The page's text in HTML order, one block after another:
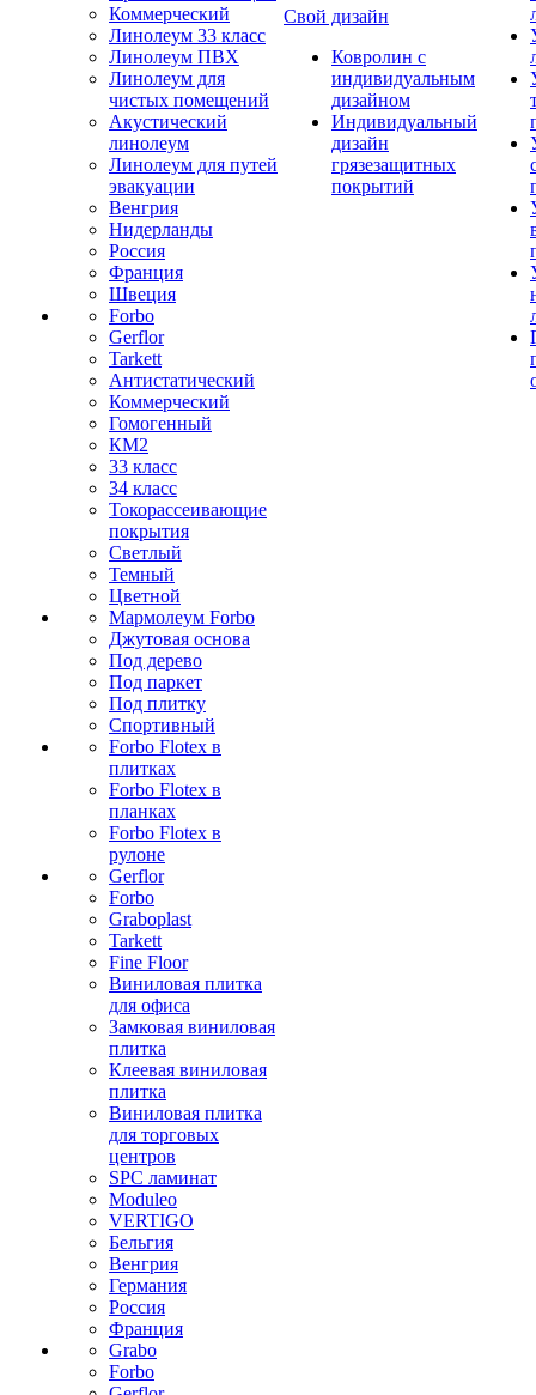
Коммерческий
Линолеум 33 класс
Линолеум ПВХ
Линолеум для
чистых помещений
Акустический
линолеум
Линолеум для путей
эвакуации
Венгрия
Нидерланды
Россия
Франция
Швеция
Forbo
Gerflor
Tarkett
Антистатический
Коммерческий
Гомогенный
КМ2
33 класс
34 класс
Токорассеивающие
покрытия
Светлый
Темный
Цветной
Мармолеум Forbo
Джутовая основа
Под дерево
Под паркет
Под плитку
Спортивный
Forbo Flotex в
плитках
Forbo Flotex в
планках
Forbo Flotex в
рулоне
Gerflor
Forbo
Graboplast
Tarkett
Fine Floor
Виниловая плитка
для офиса
Замковая виниловая
плитка
Клеевая виниловая
плитка
Виниловая плитка
для торговых
центров
SPC ламинат
Moduleo
VERTIGO
Бельгия
Венгрия
Германия
Россия
Франция
Grabo
Forbo
Свой дизайн
Ковролин с
индивидуальным
дизайном
Индивидуальный
дизайн
грязезащитных
покрытий